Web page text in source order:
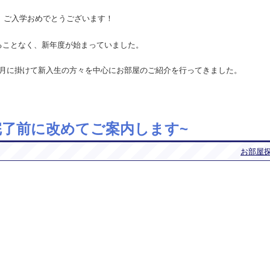
入学おめでとうございます！
となく、新年度が始まっていました。
掛けて新入生の方々を中心にお部屋のご紹介を行ってきました。
前に改めてご案内します~
お部屋